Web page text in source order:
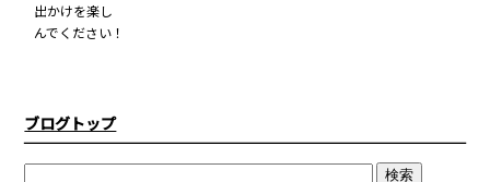
出かけを楽し
んでください！
ブログトップ